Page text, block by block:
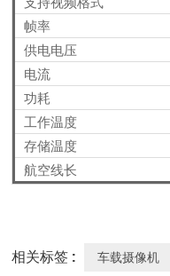
帧率
供电电压
电流
功耗
工作温度
存储温度
航空线长
相关标签 : 车载摄像机